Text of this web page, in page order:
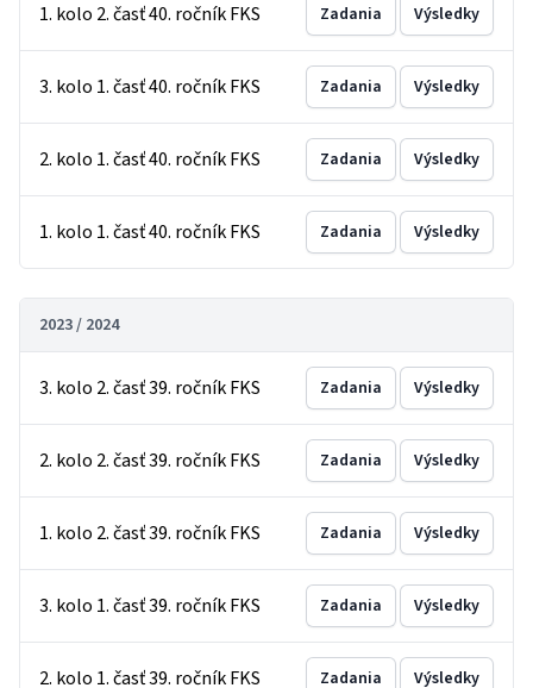
1. kolo 2. časť 40. ročník FKS Zadania Výsledky
3. kolo 1. časť 40. ročník FKS Zadania Výsledky
2. kolo 1. časť 40. ročník FKS Zadania Výsledky
1. kolo 1. časť 40. ročník FKS Zadania Výsledky
2023 / 2024
3. kolo 2. časť 39. ročník FKS Zadania Výsledky
2. kolo 2. časť 39. ročník FKS Zadania Výsledky
1. kolo 2. časť 39. ročník FKS Zadania Výsledky
3. kolo 1. časť 39. ročník FKS Zadania Výsledky
2. kolo 1. časť 39. ročník FKS Zadania Výsledky